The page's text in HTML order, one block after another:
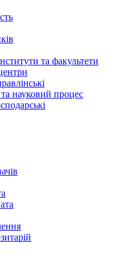
та факультети
науковий процес